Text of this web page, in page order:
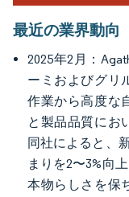
最近の業界動向
2025年2月：
ーミおよびグリ
作業から高度な
と製品品質にお
同社によると、
まりを2〜3%向
本物らしさを保